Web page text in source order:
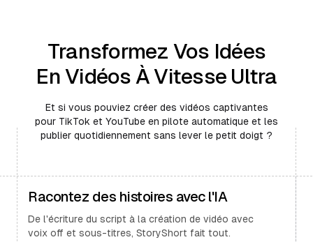
Transformez Vos Idées
En Vidéos À Vitesse Ultra
Et si vous pouviez créer des vidéos captivantes
pour TikTok et YouTube en pilote automatique et les
publier quotidiennement sans lever le petit doigt ?
Racontez des histoires avec l'IA
De l'écriture du script à la création de vidéo avec
voix off et sous-titres, StoryShort fait tout.